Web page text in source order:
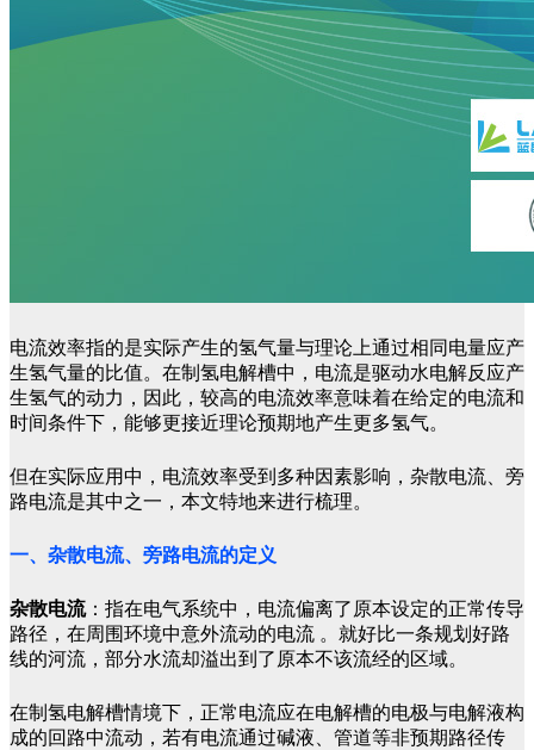
电流效率指的是实际产生的氢气量与理论上通过相同电量应产
生氢气量的比值。在制氢电解槽中，电流是驱动水电解反应产
生氢气的动力，因此，较高的电流效率意味着在给定的电流和
时间条件下，能够更接近理论预期地产生更多氢气。
但在实际应用中，电流效率受到多种因素影响，杂散电流、旁
路电流是其中之一，本文特地来进行梳理。
一、杂散电流、旁路电流的定义
杂散电流：指在电气系统中，电流偏离了原本设定的正常传导
路径，在周围环境中意外流动的电流 。就好比一条规划好路
线的河流，部分水流却溢出到了原本不该流经的区域。
在制氢电解槽情境下，正常电流应在电解槽的电极与电解液构
成的回路中流动，若有电流通过碱液、管道等非预期路径传